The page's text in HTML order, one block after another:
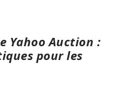
Yahoo Auction :
pour les